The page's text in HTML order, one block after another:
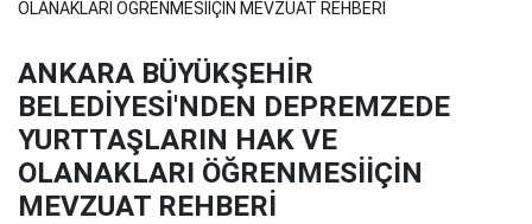
OLANAKLARI ÖĞRENMESİİÇİN MEVZUAT REHBERİ
ANKARA BÜYÜKŞEHİR
BELEDİYESİ'NDEN DEPREMZEDE
YURTTAŞLARIN HAK VE
OLANAKLARI ÖĞRENMESİİÇİN
MEVZUAT REHBERİ